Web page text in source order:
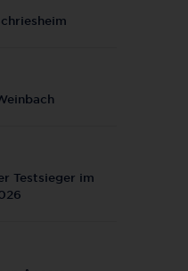
Testsieger im